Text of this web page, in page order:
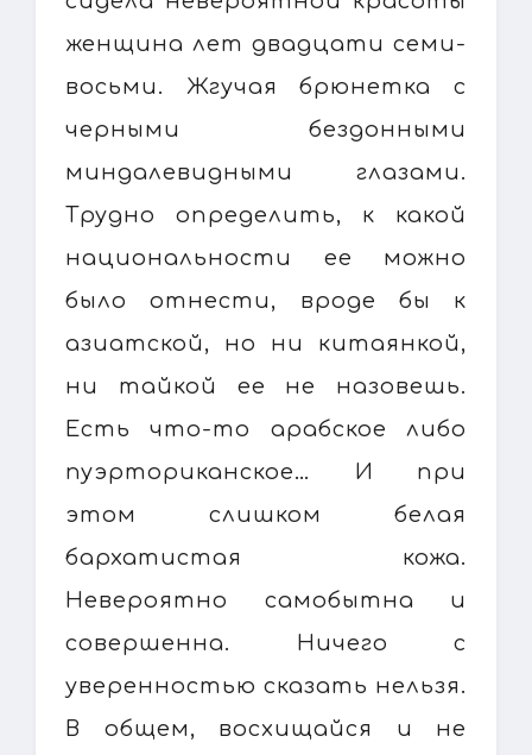
женщина лет двадцати семи-
восьми. Жгучая брюнетка с
черными бездонными
миндалевидными глазами.
Трудно определить, к какой
национальности ее можно
было отнести, вроде бы к
азиатской, но ни китаянкой,
ни тайкой ее не назовешь.
Есть что-то арабское либо
пуэрториканское… И при
этом слишком белая
бархатистая кожа.
Невероятно самобытна и
совершенна. Ничего с
уверенностью сказать нельзя.
В общем, восхищайся и не